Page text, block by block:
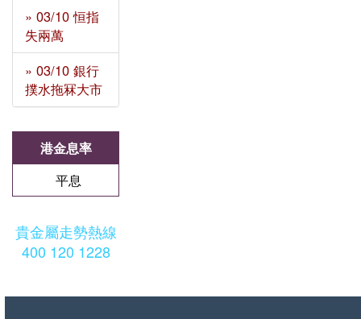
» 03/10 恒指
失兩萬
» 03/10 銀行
撲水拖冧大市
港金息率
平息
貴金屬走勢熱線
400 120 1228